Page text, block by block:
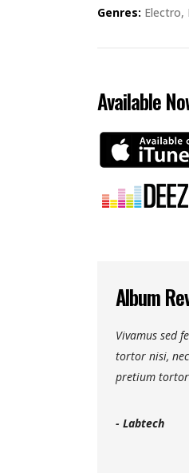
Genres: Electro,
Available
Album
Vivamus sed
tortor nisi,
pretium
- Labtech